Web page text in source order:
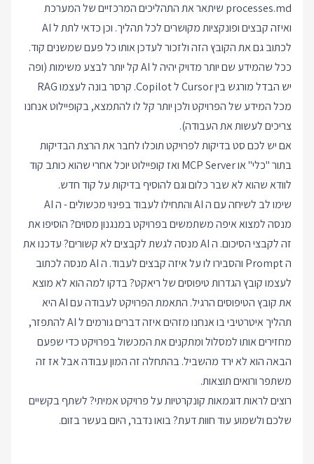
processes.md שיתאר את התהליכים המרכזיים של המערכת
ואיזה קבצים ופונקציות מקושרים לכל תהליך. וכן כדאי לתת ל AI
לכתוב גם את הקובץ הזה ולזכור לעדכן אותו כל פעם שמשנים קוד.
ככל שהמידע שם יותר מדויק יהיה ל AI קל יותר לבצע משימות (ופה
יש הבדל מורגש בין Cursor ל Copilot. קרסר בונה לעצמו RAG
מכל המידע של הפרויקט ולכן יותר קל לו להתמצא, בקופיילוט אנחנו
צריכים לעשות את העבודה).
אם יש לכם סט בדיקות לפרויקט תוכלו לחבר את הרצת הבדיקות
בתור "כלי" או MCP Server ואז קופיילוט יוכל אחרי שהוא כותב קוד
לוודא שהוא לא שבר כלום וגם להוסיף בדיקות על קוד חדש.
שימו לב לשיחה עם ה AI והתחילו לעבוד בפינוי מכשולים - ה AI
מנסה למצוא איפה משתמשים בפרויקט במנגנון מסוים? הוסיפו את
זה לקבצי הסיכום. ה AI מנסה לגשת לקבצים לא קשורים? עדכנו את
ה Prompt והסבירו לו על איזה קבצים לעבוד. ה AI מנסה לכתוב
לעצמו קובץ הגדרות טיפוסים של ריאקט? בדקו למה הוא לא מוצא
את קובץ הטיפוסים הרגיל. התאמת הפרויקט לעבודה עם AI היא
תהליך איטרטיבי בו אנחנו מזהים איזה דברים גורמים ל AI להתפזר,
מחזירים אותו למסלול ומתקנים את המכשול בפרויקט כדי שפעם
הבאה הוא לא ירד מהשביל. בהתחלה זה המון עבודה אבל אז זה
משתפר ורואים תוצאות.
רוצים לראות דוגמאות קונקרטיות על פרויקט אמיתי? לשתף בקשיים
שלכם ולשמוע עוד חוות דעת? בואו נדבר, היום בעשר בזום.